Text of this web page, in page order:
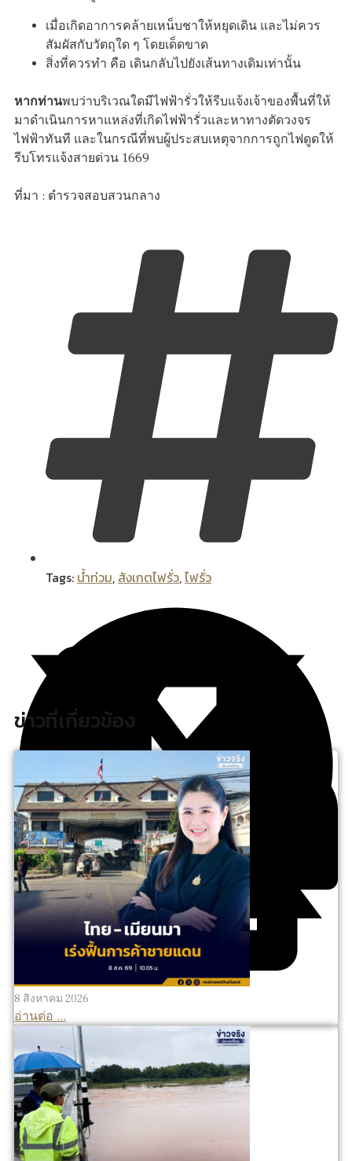
เมื่อเกิดอาการคล้ายเหน็บชาให้หยุดเดิน และไม่ควร
สัมผัสกับวัตถุใด ๆ โดยเด็ดขาด
สิ่งที่ควรทำ คือ เดินกลับไปยังเส้นทางเดิมเท่านั้น
หากท่านพบว่าบริเวณใดมีไฟฟ้ารั่วให้รีบแจ้งเจ้าของพื้นที่ให้
มาดำเนินการหาแหล่งที่เกิดไฟฟ้ารั่วและหาทางตัดวงจร
ไฟฟ้าทันที และในกรณีที่พบผู้ประสบเหตุจากการถูกไฟดูดให้
รีบโทรแจ้งสายด่วน 1669
ที่มา : ตำรวจสอบสวนกลาง
Tags: น้ำท่วม, สังเกตไฟรั่ว,ไฟรั่ว
ข่าวที่เกี่ยวข้อง
8 สิงหาคม 2026
อ่านต่อ ...